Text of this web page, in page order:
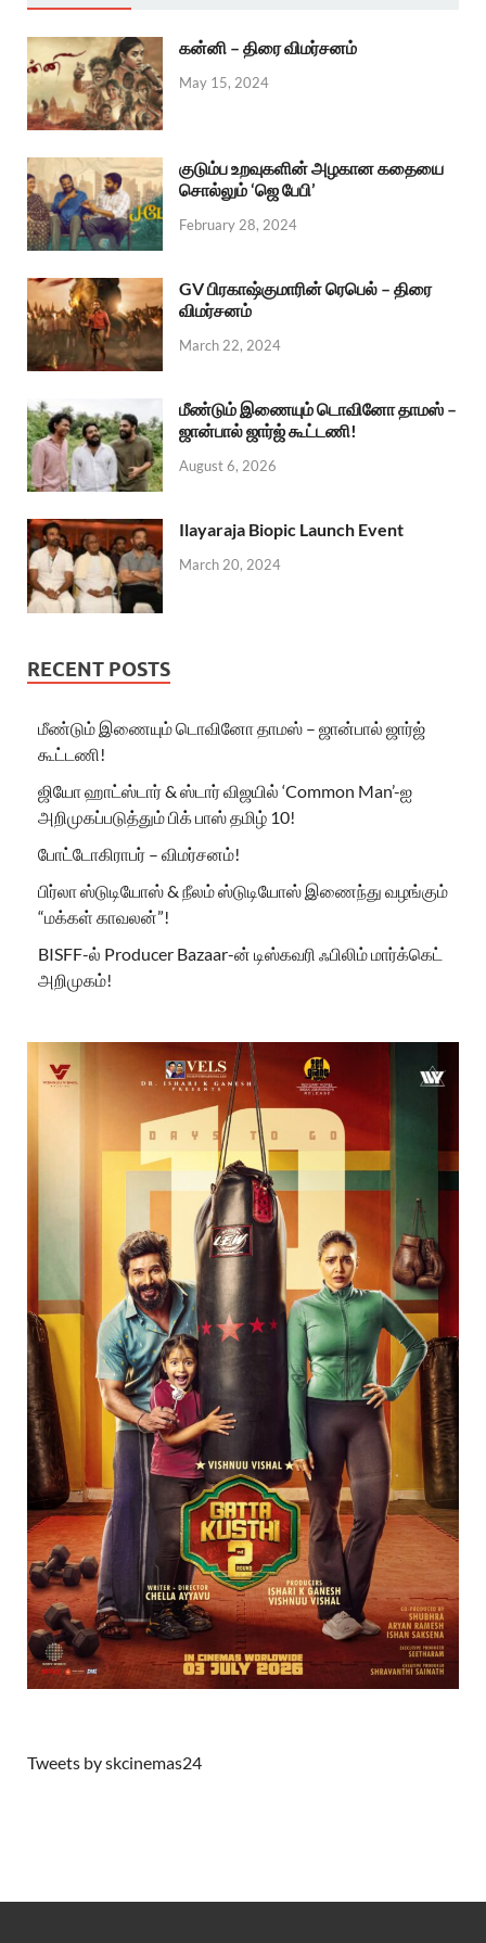
கன்னி – திரை விமர்சனம்
May 15, 2024
குடும்ப உறவுகளின் அழகான கதையை
சொல்லும் ‘ஜெ பேபி’
February 28, 2024
GV பிரகாஷ்குமாரின் ரெபெல் – திரை
விமர்சனம்
March 22, 2024
மீண்டும் இணையும் டொவினோ தாமஸ் –
ஜான்பால் ஜார்ஜ் கூட்டணி!
August 6, 2026
Ilayaraja Biopic Launch Event
March 20, 2024
RECENT POSTS
மீண்டும் இணையும் டொவினோ தாமஸ் – ஜான்பால் ஜார்ஜ்
கூட்டணி!
ஜியோ ஹாட்ஸ்டார் & ஸ்டார் விஜயில் ‘Common Man’-ஐ
அறிமுகப்படுத்தும் பிக் பாஸ் தமிழ் 10!
போட்டோகிராபர் – விமர்சனம்!
பிர்லா ஸ்டுடியோஸ் & நீலம் ஸ்டுடியோஸ் இணைந்து வழங்கும்
“மக்கள் காவலன்”!
BISFF-ல் Producer Bazaar-ன் டிஸ்கவரி ஃபிலிம் மார்க்கெட்
அறிமுகம்!
Tweets by skcinemas24